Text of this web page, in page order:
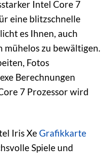
Intel Core 7
eine blitzschnelle
es Ihnen, auch
mühelos zu bewältigen.
Fotos
Berechnungen
7 Prozessor wird
Iris XeGrafikkarte
Spiele und